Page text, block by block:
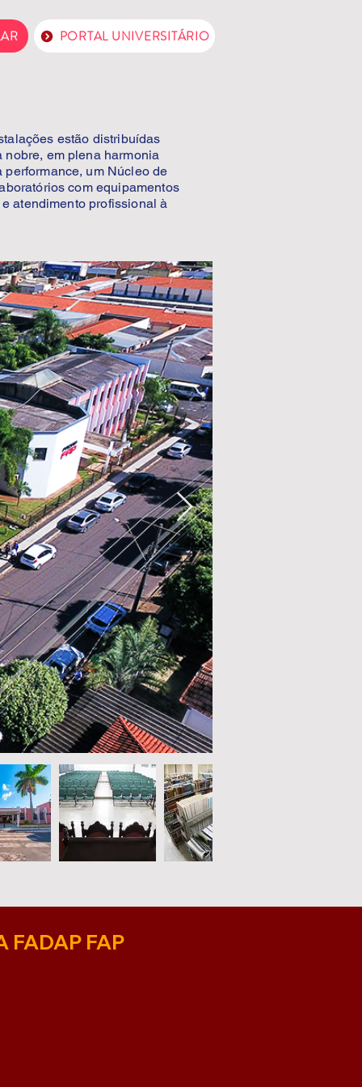
PORTAL UNIVERSITÁRIO
estão distribuídas
nobre, em plena harmonia
um Núcleo de
com equipamentos
atendimento profissional à
FADAP FAP